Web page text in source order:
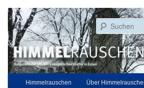
primären
Inhalt
springen
sekundären
Inhalt
springen
Himmelrauschen
Aufgezeichnet von der Evangelischen Kirche
Hauptmenü
Himmelrauschen Über